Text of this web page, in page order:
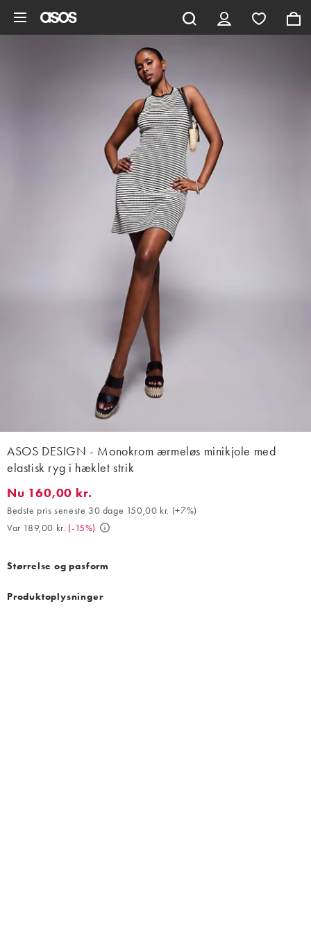
ASOS DESIGN - Monokrom ærmeløs minikjole med
elastisk ryg i hæklet strik
Nu 160,00 kr.. Bedste pris seneste 30 dage 150,00 kr. (+7%).
Nu 160,00 kr.
Bedste pris seneste 30 dage 150,00 kr. (+7%)
Var 189,00 kr. (-15%)
Størrelse og pasform
Produktoplysninger